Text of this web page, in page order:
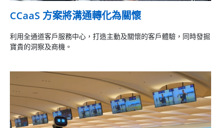
CCaaS 方案將溝通轉化為關懷
利用全通道客戶服務中心，打造主動及關懷的客戶體驗，同時發掘
寶貴的洞察及商機。